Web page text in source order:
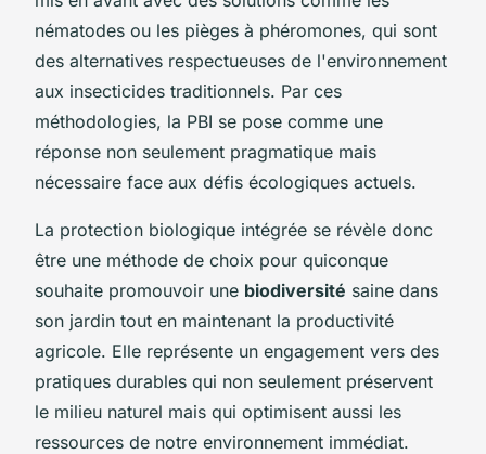
nématodes ou les pièges à phéromones, qui sont
des alternatives respectueuses de l'environnement
aux insecticides traditionnels. Par ces
méthodologies, la PBI se pose comme une
réponse non seulement pragmatique mais
nécessaire face aux défis écologiques actuels.
La protection biologique intégrée se révèle donc
être une méthode de choix pour quiconque
souhaite promouvoir une biodiversité saine dans
son jardin tout en maintenant la productivité
agricole. Elle représente un engagement vers des
pratiques durables qui non seulement préservent
le milieu naturel mais qui optimisent aussi les
ressources de notre environnement immédiat.